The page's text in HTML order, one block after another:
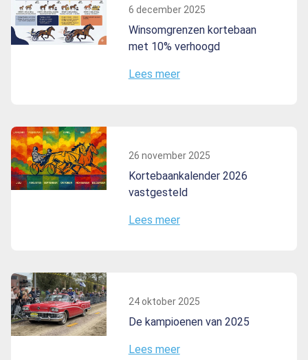
6 december 2025
Winsomgrenzen kortebaan
met 10% verhoogd
Lees meer
26 november 2025
Kortebaankalender 2026
vastgesteld
Lees meer
24 oktober 2025
De kampioenen van 2025
Lees meer